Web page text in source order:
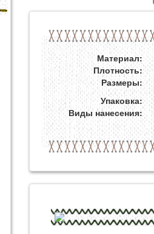
Материал:
Плотность:
Размеры:
Упаковка:
Виды нанесения: